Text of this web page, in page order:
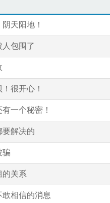
天阳地！
包围了
很开心！
一个秘密！
要解决的
骗
的关系
相信的消息